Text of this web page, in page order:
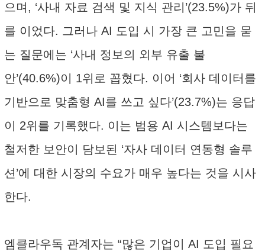
으며, ‘사내 자료 검색 및 지식 관리’(23.5%)가 뒤
를 이었다. 그러나 AI 도입 시 가장 큰 고민을 묻
는 질문에는 ‘사내 정보의 외부 유출 불
안’(40.6%)이 1위로 꼽혔다. 이어 ‘회사 데이터를
기반으로 맞춤형 AI를 쓰고 싶다’(23.7%)는 응답
이 2위를 기록했다. 이는 범용 AI 시스템보다는
철저한 보안이 담보된 ‘자사 데이터 연동형 솔루
션’에 대한 시장의 수요가 매우 높다는 것을 시사
한다.
엠클라우독 관계자는 “많은 기업이 AI 도입 필요